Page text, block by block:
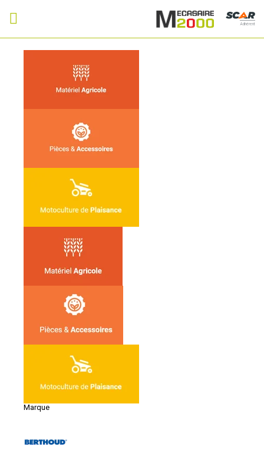
Adhérent
Marque